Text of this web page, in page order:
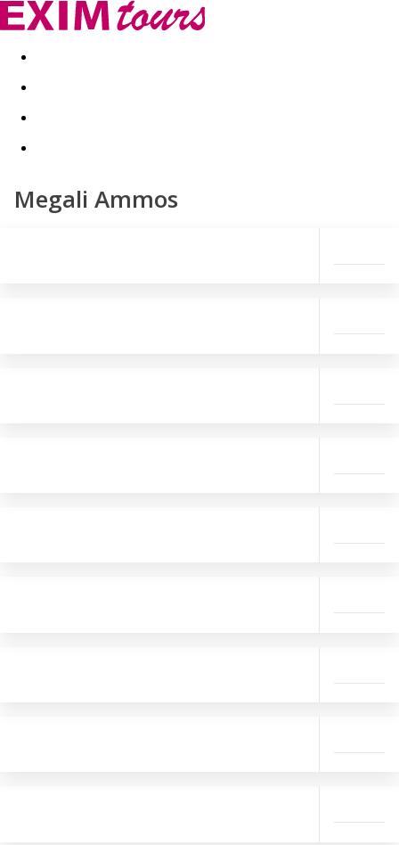
Akční nabídky Last minute
Megali Ammos